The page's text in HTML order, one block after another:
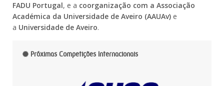
FADU Portugal, e a coorganização com a Associação
Académica da Universidade de Aveiro (AAUAv) e
a Universidade de Aveiro.
Próximas Competições Internacionais